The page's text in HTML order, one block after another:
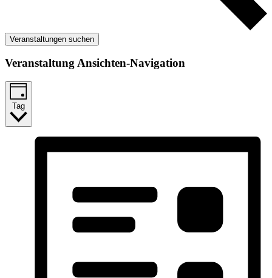
Veranstaltungen suchen
Veranstaltung Ansichten-Navigation
Tag